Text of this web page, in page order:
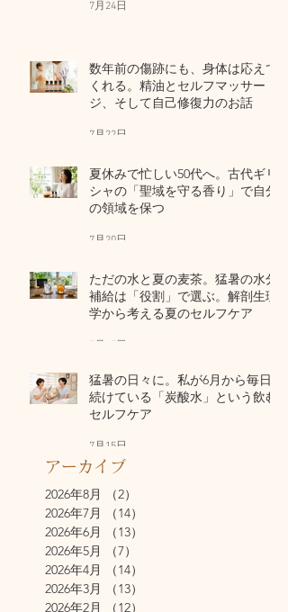
7月24日
数年前の傷跡にも、身体は応えて
くれる。精油とセルフマッサー
ジ、そして自己修復力のお話
7月22日
夏休みで忙しい50代へ。古代ギリ
シャの「聖域を守る香り」で自分
の領域を保つ
7月20日
ただの水と夏の麦茶。猛暑の水分
補給は「役割」で選ぶ。解剖生理
学から考える夏のセルフケア
7月17日
猛暑の日々に。私が6月から毎日
続けている「炭酸水」という飲む
セルフケア
7月15日
アーカイブ
2026年8月
（2）
2026年7月
（14）
2026年6月
（13）
2026年5月
（7）
2026年4月
（14）
2026年3月
（13）
2026年2月
（12）